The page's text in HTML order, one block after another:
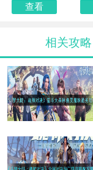
查看
相关攻略